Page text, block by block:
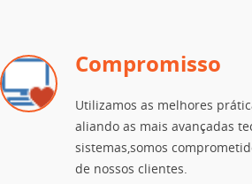
Compromisso
Utilizamos as melhores
aliando as mais avançadas
sistemas,somos
de nossos clientes.